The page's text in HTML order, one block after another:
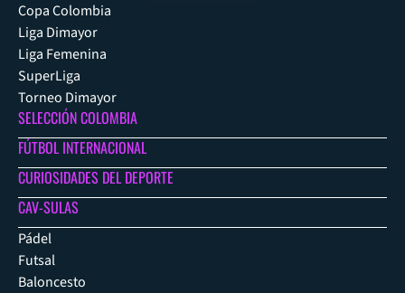
Copa Colombia
Liga Dimayor
Liga Femenina
SuperLiga
Torneo Dimayor
SELECCIÓN COLOMBIA
FÚTBOL INTERNACIONAL
CURIOSIDADES DEL DEPORTE
CAV-SULAS
Pádel
Futsal
Baloncesto